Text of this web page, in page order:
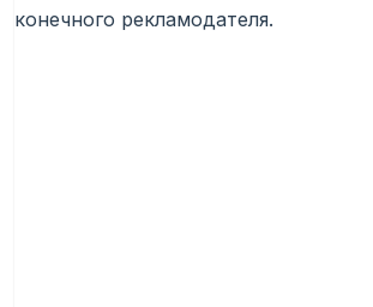
конечного рекламодателя.